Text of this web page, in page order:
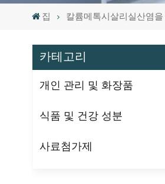
집 칼륨메톡시살리실산염
카테고리
개인 관리 및 화장품
식품 및 건강 성분
사료첨가제